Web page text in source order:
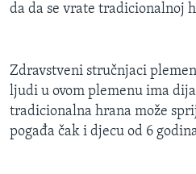
da da se vrate tradicionalnoj
Zdravstveni stručnjaci
ljudi u ovom plemenu ima
tradicionalna hrana može
pogađa čak i djecu od 6